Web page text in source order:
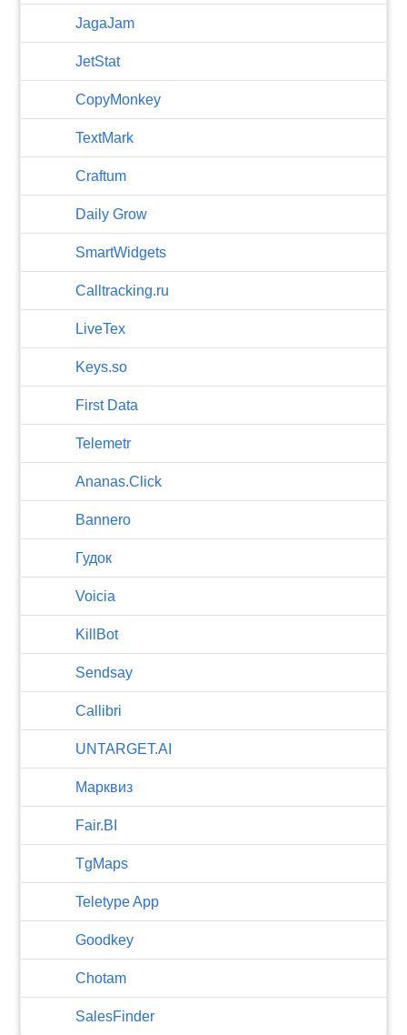
JagaJam
JetStat
CopyMonkey
TextMark
Craftum
​Daily Grow
SmartWidgets
Calltracking.ru
LiveTex
Keys.so
First Data
Telemetr
Ananas.Click
Bannero
Гудок
Voicia
KillBot
Sendsay
Callibri
UNTARGET.AI
Марквиз
Fair.BI
TgMaps
Teletype App
Goodkey
Chotam
SalesFinder